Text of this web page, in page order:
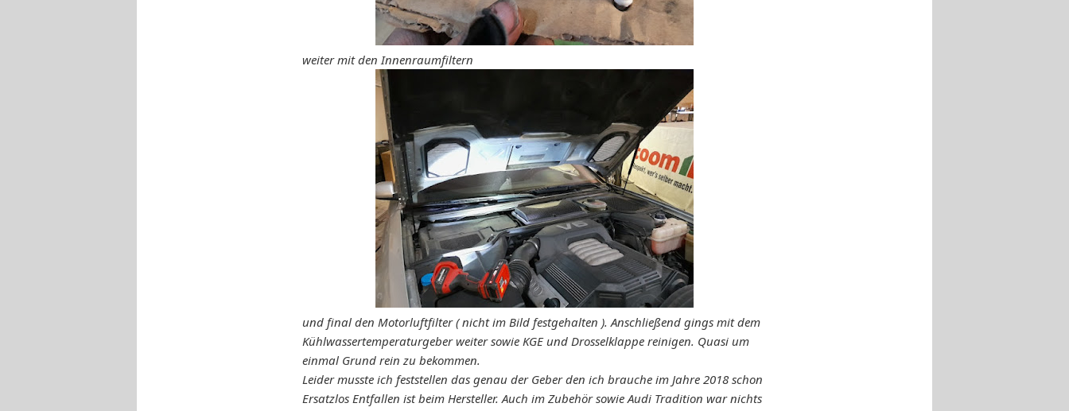
weiter mit den Innenraumfiltern
und final den Motorluftfilter ( nicht im Bild festgehalten ). Anschließend gings mit dem
Kühlwassertemperaturgeber weiter sowie KGE und Drosselklappe reinigen. Quasi um
einmal Grund rein zu bekommen.
Leider musste ich feststellen das genau der Geber den ich brauche im Jahre 2018 schon
Ersatzlos Entfallen ist beim Hersteller. Auch im Zubehör sowie Audi Tradition war nichts